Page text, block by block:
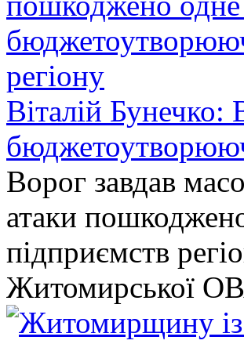
Віталій Бунечко:
Ворог завдав
атаки
підприємств
Житомирської